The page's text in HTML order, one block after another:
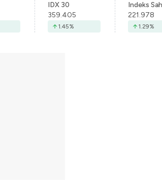
IDX 30
359.405
1.45%
221.978
1.29%